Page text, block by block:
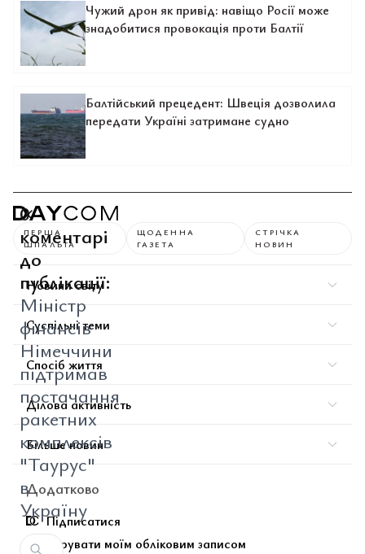
Чужий дрон як привід: навіщо Росії може
знадобитися провокація проти Балтії
Балтійський прецедент: Швеція дозволила
передати Україні затримане судно
0
коментарі
до
публікації:
Міністр
фінансів
Німеччини
підтримав
постачання
ракетних
комплексів
"Таурус"
в
Україну
ПЕРША
ШПАЛЬТА
ЩОДЕННА
ГАЗЕТА
СТРІЧКА
НОВИН
Новини світу
Суспільні теми
Спосіб життя
Ділова активність
Більше новин
Додатково
Підписатися
Керувати моїм обліковим записом